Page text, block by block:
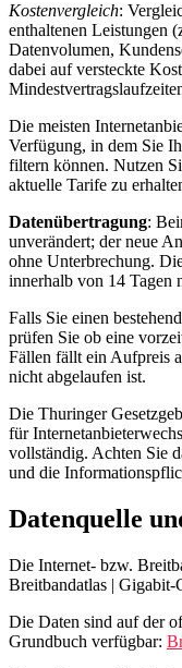
Kostenvergleich:
enthaltenen Leistungen
Datenvolumen,
dabei auf versteckte
Die meisten
Verfügung, in dem Sie
filtern können. Nutzen
aktuelle Tarife zu
Datenübertragung:
unverändert; der neue
ohne Unterbrechung.
innerhalb von 14 Tagen
Falls Sie einen
prüfen Sie ob eine
Fällen fällt ein Aufpreis
nicht abgelaufen ist.
Die Thuringer
für
vollständig. Achten Sie
und die
Datenquelle
Die Internet- bzw.
Breitbandatlas | Gigabit-
Die Daten sind auf der
Grundbuch verfügbar: